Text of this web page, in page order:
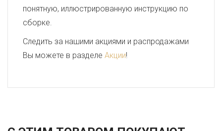
понятную, иллюстрированную инструкцию по
сборке.
Следить за нашими акциями и распродажами
Вы можете в разделе Акции!